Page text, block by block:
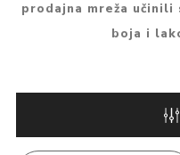
prodajna mreža
boja i